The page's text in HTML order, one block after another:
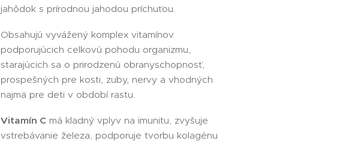
jahôdok s prírodnou jahodou príchuťou.
Obsahujú vyvážený komplex vitamínov
podporujúcich celkovú pohodu organizmu,
starajúcich sa o prirodzenú obranyschopnosť,
prospešných pre kosti, zuby, nervy a vhodných
najmä pre deti v období rastu.
Vitamín C má kladný vplyv na imunitu, zvyšuje
vstrebávanie železa, podporuje tvorbu kolagénu